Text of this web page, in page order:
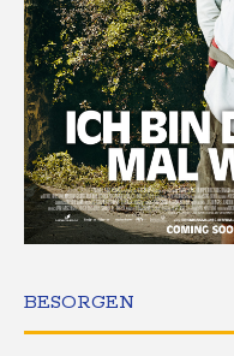
BESORGEN